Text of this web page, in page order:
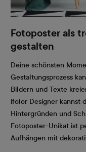
Fotoposter als
gestalten
Deine schönsten
Gestaltungsprozess
Bildern und Texte
ifolor Designer kannst
Hintergründen und
Fotoposter-Unikat ist
Aufhängen mit